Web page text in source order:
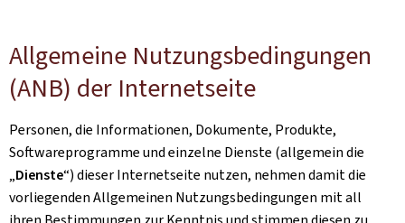
Allgemeine Nutzungsbedingungen
(ANB) der Internetseite
Personen, die Informationen, Dokumente, Produkte,
Softwareprogramme und einzelne Dienste (allgemein die
„Dienste“) dieser Internetseite nutzen, nehmen damit die
vorliegenden Allgemeinen Nutzungsbedingungen mit all